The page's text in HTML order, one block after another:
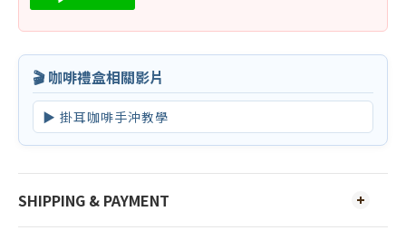
🎬 咖啡禮盒相關影片
▶ 掛耳咖啡手沖教學
SHIPPING & PAYMENT